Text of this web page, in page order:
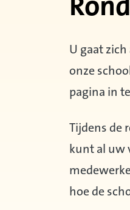
U gaat
onze
pagina in
Tijdens de
kunt al uw
hoe de